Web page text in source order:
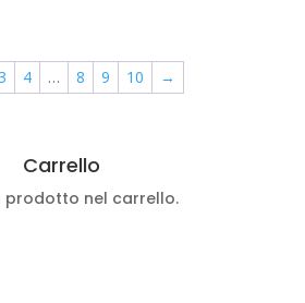
3 4 … 8 9 10 →
Carrello
prodotto nel carrello.